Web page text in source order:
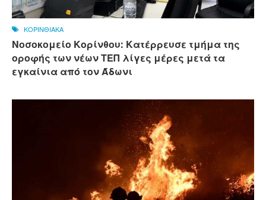
ΚΟΡΙΝΘΙΑΚΑ
Νοσοκομείο Κορίνθου: Κατέρρευσε τμήμα της
οροφής των νέων ΤΕΠ λίγες μέρες μετά τα
εγκαίνια από τον Άδωνι